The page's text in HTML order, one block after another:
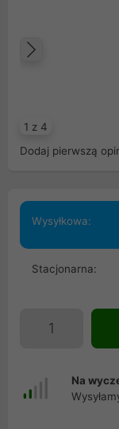
1 z 4
Dodaj pierwszą
Wysyłkowa:
Stacjonarna:
Na